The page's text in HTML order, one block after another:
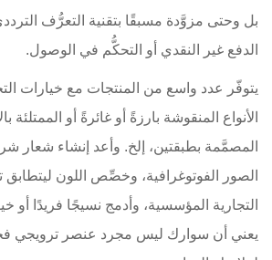
الدفع غير النقدي أو التحكُّم في الوصول.
يتوفّر عدد واسع من المنتجات مع خيارات
الأنواع المنقوشة بارزةً أو غائرةً أو الممتلئة
المصمَّمة بطبقتين، إلخ. وأعد إنشاء شعار
الصور الفوتوغرافية، وخصِّص اللون ليتطابق
التجارية المؤسسية، وأدمج نسيجًا فريدًا أو
يعني أن سوارك ليس مجرد عنصر ترويجي